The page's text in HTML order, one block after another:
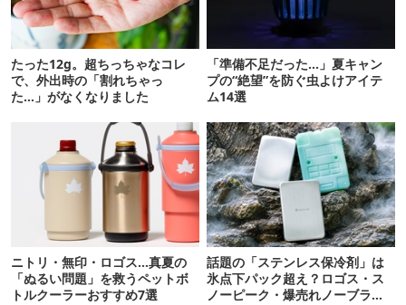
たった12g。超ちっちゃなコレ
で、外出時の「割れちゃっ
た…」がなくなりました
「準備不足だった…」夏キャン
プの“絶望”を防ぐ虫よけアイテ
ム14選
ニトリ・無印・ロゴス…真夏の
「ぬるい問題」を救うペットボ
トルクーラーおすすめ7選
話題の「ステンレス保冷剤」は
氷点下パック超え？ロゴス・ス
ノーピーク・爆売れノーブラン